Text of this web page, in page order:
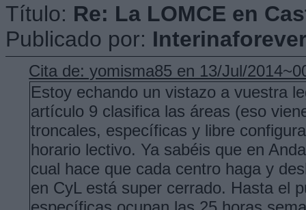
Título: Re: La LOMCE en
Publicado por: Interinaforever
Cita de: yomisma85 en 13/Jul/
Estoy echando un vistazo a vuestra
artículo 9 clasifica las áreas (eso
troncales, específicas y libre
horario lectivo. Ya sabéis que en
cual hace que cada centro haga y
en CyL está super cerrado. Hasta el